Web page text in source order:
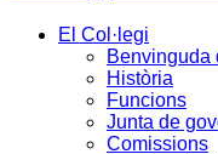
El Col·legi
Benvinguda
Història
Funcions
Junta de
Comissions